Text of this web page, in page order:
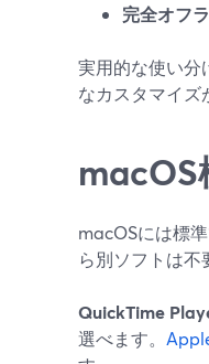
完全オフ
実用的な使い分
なカスタマイズ
macOS
macOSには標
ら別ソフトは不
QuickTime
選べます。